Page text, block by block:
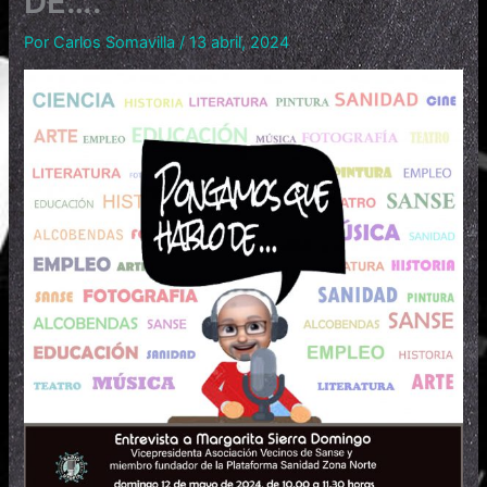
Por Carlos Somavilla/13 abril, 2024